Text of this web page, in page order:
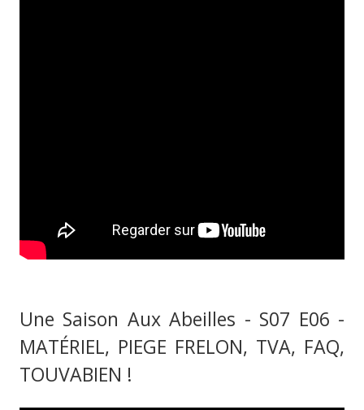
Une Saison Aux Abeilles - S07 E06 -
MATÉRIEL, PIEGE FRELON, TVA, FAQ,
TOUVABIEN !